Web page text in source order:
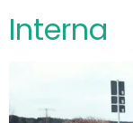
Interna